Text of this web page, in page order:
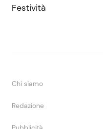
Festività
Chi siamo
Redazione